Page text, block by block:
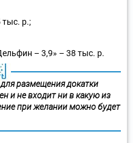
тыс. р.;
– 3,9» – 38 тыс. р.
размещения докатки
и не входит ни в какую из
при желании можно будет